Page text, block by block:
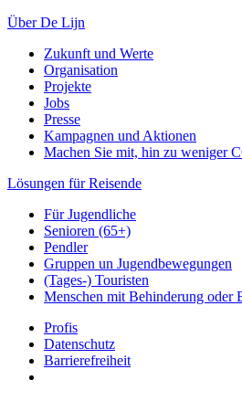
Über De Lijn
Zukunft und Werte
Organisation
Projekte
Jobs
Presse
Kampagnen und Aktionen
Machen Sie mit, hin zu weniger
Lösungen für Reisende
Für Jugendliche
Senioren (65+)
Pendler
Gruppen un Jugendbewegungen
(Tages-) Touristen
Menschen mit Behinderung oder
Profis
Datenschutz
Barrierefreiheit